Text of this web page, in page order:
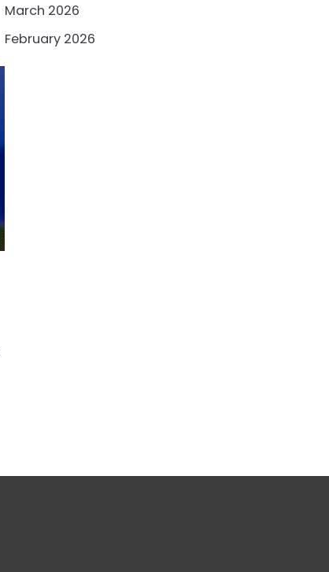
March 2026
February 2026